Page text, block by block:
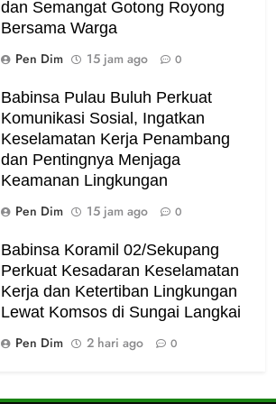
dan Semangat Gotong Royong
Bersama Warga
Pen Dim
15 jam ago 0
Babinsa Pulau Buluh Perkuat
Komunikasi Sosial, Ingatkan
Keselamatan Kerja Penambang
dan Pentingnya Menjaga
Keamanan Lingkungan
Pen Dim
15 jam ago 0
Babinsa Koramil 02/Sekupang
Perkuat Kesadaran Keselamatan
Kerja dan Ketertiban Lingkungan
Lewat Komsos di Sungai Langkai
Pen Dim
2 hari ago 0